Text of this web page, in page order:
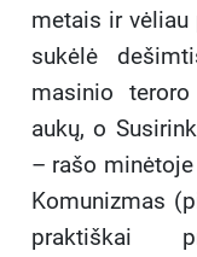
metais ir
sukėlė
masinio
aukų, o
– rašo
Komunizmas
praktiškai